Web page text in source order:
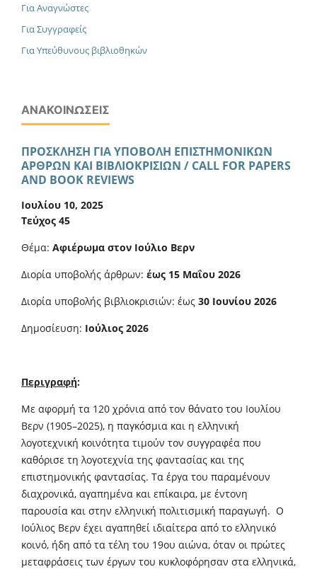
Για Αναγνώστες
Για Συγγραφείς
Για Υπεύθυνους βιβλιοθηκών
ΑΝΑΚΟΙΝΏΣΕΙΣ
ΠΡΟΣΚΛΗΣΗ ΓΙΑ ΥΠΟΒΟΛΗ ΕΠΙΣΤΗΜΟΝΙΚΩΝ
ΑΡΘΡΩΝ ΚΑΙ ΒΙΒΛΙΟΚΡΙΣΙΩΝ / CALL FOR PAPERS
AND BOOK REVIEWS
Ιουλίου 10, 2025
Τεύχος 45
Θέμα: Αφιέρωμα στον Ιούλιο Βερν
Διορία υποβολής άρθρων: έως 15 Μαΐου 2026
Διορία υποβολής βιβλιοκρισιών: έως 30 Ιουνίου 2026
Δημοσίευση: Ιούλιος 2026
Περιγραφή:
Με αφορμή τα 120 χρόνια από τον θάνατο του Ιουλίου
Βερν (1905–2025), η παγκόσμια και η ελληνική
λογοτεχνική κοινότητα τιμούν τον συγγραφέα που
καθόρισε τη λογοτεχνία της φαντασίας και της
επιστημονικής φαντασίας. Τα έργα του παραμένουν
διαχρονικά, αγαπημένα και επίκαιρα, με έντονη
παρουσία και στην ελληνική πολιτισμική παραγωγή. Ο
Ιούλιος Βερν έχει αγαπηθεί ιδιαίτερα από το ελληνικό
κοινό, ήδη από τα τέλη του 19ου αιώνα, όταν οι πρώτες
μεταφράσεις των έργων του κυκλοφόρησαν στα ελληνικά,